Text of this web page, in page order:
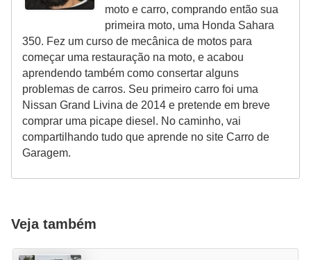
moto e carro, comprando então sua
primeira moto, uma Honda Sahara
350. Fez um curso de mecânica de motos para
começar uma restauração na moto, e acabou
aprendendo também como consertar alguns
problemas de carros. Seu primeiro carro foi uma
Nissan Grand Livina de 2014 e pretende em breve
comprar uma picape diesel. No caminho, vai
compartilhando tudo que aprende no site Carro de
Garagem.
Veja também
u
e
n
ç
ã
o
u
r